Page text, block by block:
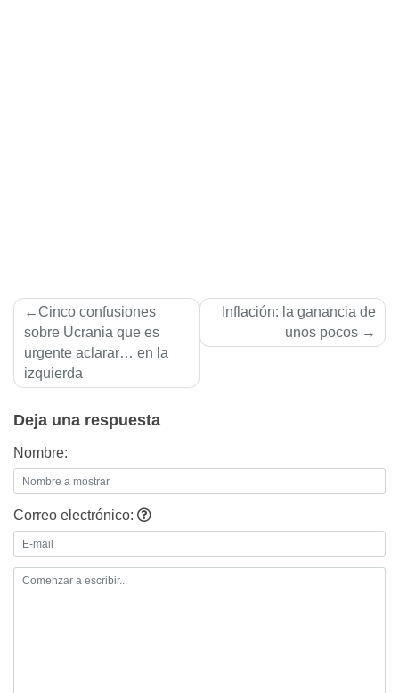
Navegación
de
entradas
Cinco confusiones
sobre Ucrania que es
urgente aclarar… en la
izquierda
Inflación: la ganancia de
unos pocos
Deja una respuesta
Nombre:
Correo electrónico: